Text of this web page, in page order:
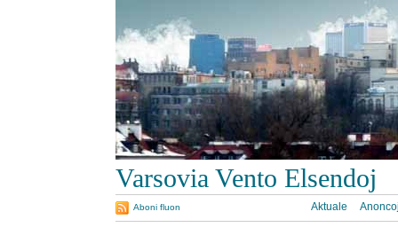
Varsovia Vento Elsendoj
Aktuale
Aboni fluon